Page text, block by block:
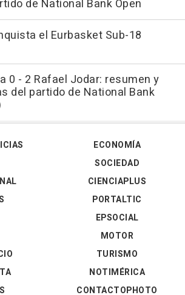
de National Bank Open
el Eurbasket Sub-18
0 - 2 Rafael Jodar: resumen y
del partido de National Bank
ECONOMÍA
SOCIEDAD
CIENCIAPLUS
PORTALTIC
EPSOCIAL
MOTOR
TURISMO
NOTIMÉRICA
CONTACTOPHOTO